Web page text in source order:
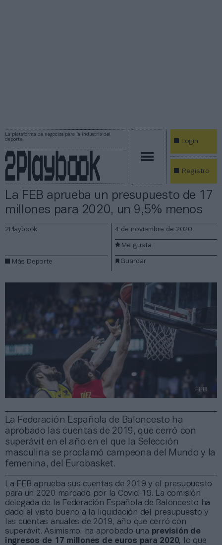
La plataforma de negocios para la industria del
deporte
Login
Registro
La FEB aprueba un presupuesto de 17
millones para 2020, un 9,5% menos
La Federación Española de Baloncesto ha
aprobado las cuentas de 2019, que cerró con
superávit en el año en el que la Selección
masculina se proclamó campeona del Mundo y la
femenina, del Eurobasket.
FEB
2Playbook
Más Deporte
4 de noviembre de 2020
Guardar
Me gusta
La FEB aprueba sus cuentas de 2019 y el presupuesto
para un 2020 marcado por la Covid-19. La comisión
delegada de la Federación Española de Baloncesto ha
dado el visto bueno a la liquidación del presupuesto y
las cuentas anuales de 2019, año que cerró con
superávit. Asimismo, ha aprobado una previsión de
ingresos de 17 millones de euros para 2020, lo que